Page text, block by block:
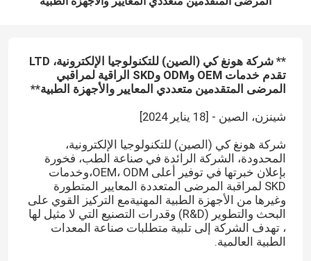
** شركة هونغ كي (الصين) للتكنولوجيا الإلكترونية، LTD
تقدم خدمات OEM وODM وSKD الراقية لمراقبي
المرضى المتقدمين متعددي المعايير والأجهزة الطبية**
شينزن، الصين - [18 يناير 2024]
شركة هونغ كي (الصين) للتكنولوجيا الإلكترونية،
المحدودة، الشركة الرائدة في صناعة الطب، فخورة
بإعلان خبرتها في توفير أعلى OEM، ODM،وخدمات
SKD لمراقبة المرضى المتعددة المعايير المتطورة
وغيرها من الأجهزة الطبية المهنيةمع التركيز القوي على
البحث والتطوير (R&D) وقدرات التصنيع التي لا مثيل لها
، تهدف الشركة إلى تلبية متطلبات صناعة المعدات
الطبية العالمية.